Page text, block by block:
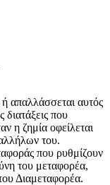
απαλλάσσεται αυτός
διατάξεις που
η ζημία οφείλεται
του.
που ρυθμίζουν
του μεταφορέα,
Διαμεταφορέα.